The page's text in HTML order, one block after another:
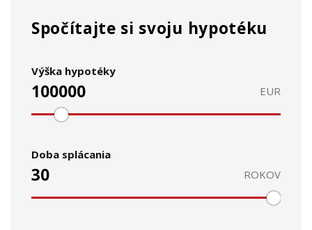
Spočítajte si svoju hypotéku
Výška hypotéky
EUR
Doba splácania
ROKOV